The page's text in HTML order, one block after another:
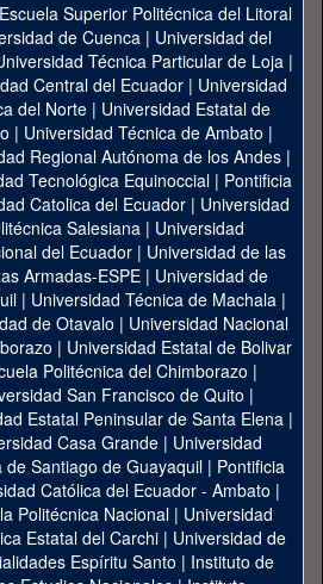
Escuela Superior Politécnica del Litoral
de Cuenca| Universidad del
Técnica Particular de Loja|
Central del Ecuador| Universidad
del Norte | Universidad Estatal de
| Universidad Técnica de Ambato |
Regional Autónoma de los Andes|
Tecnológica Equinoccial| Pontificia
Catolica del Ecuador | Universidad
Salesiana | Universidad
del Ecuador | Universidad de las
Armadas-ESPE | Universidad de
| Universidad Técnica de Machala|
de Otavalo | Universidad Nacional
| Universidad Estatal de Bolivar
Politécnica del Chimborazo |
San Francisco de Quito |
Estatal Peninsular de Santa Elena|
Casa Grande | Universidad
de Santiago de Guayaquil| Pontificia
Católica del Ecuador - Ambato |
Politécnica Nacional| Universidad
Estatal del Carchi| Universidad de
Espíritu Santo | Instituto de